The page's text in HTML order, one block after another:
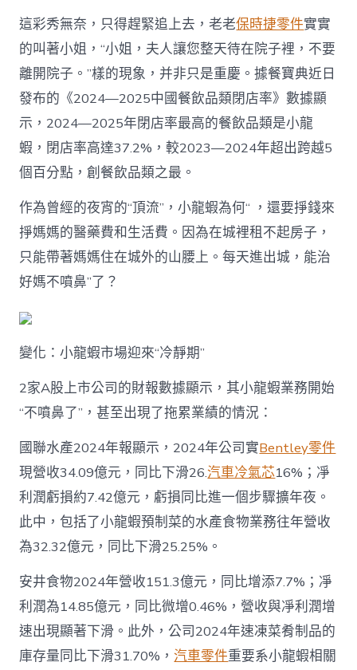
何
不
噴
OSDER
奧
斯
德
材
料
鼻
了？
市
場
已
這彩秀無奈，只得趕緊追上去，老老保時捷零件實實
的叫著小姐，“小姐，夫人讓您整天待在院子裡，不要
離開院子。”樣的現象，并非只是重慶。據餐寶典近日
發布的《2024—2025中國餐飲品類閉店率》數據顯
示，2024—2025年閉店率最高的餐飲品類是小龍
蝦，閉店率高達37.2%，較2023—2024年超出跨越5
個百分點，創餐飲品類之最。
作為曾經的夜宵的“頂流”，小龍蝦為何“ ，還要掙錢來
掙媽媽的醫藥費和生活費。因為在城裡租不起房子，
只能帶著媽媽住在城外的山腰上。每天進出城，能治
好媽不噴鼻”了？
變化：小龍蝦市場迎來“冷靜期”
2家A股上市公司的財報數據顯示，其小龍蝦業務開始
“不噴鼻了”，甚至出現了拖累業績的情況：
國聯水產2024年報顯示，2024年公司實Bentley零件
現營收34.09億元，同比下滑26.汽車冷氣芯16%；凈
利潤虧損約7.42億元，虧損同比進一個步驟擴年夜。
此中，包括了小龍蝦預制菜的水產食物業務往年營收
為32.32億元，同比下滑25.25%。
安井食物2024年營收151.3億元，同比增添7.7%；凈
利潤為14.85億元，同比微增0.46%，營收與凈利潤增
速出現顯著下滑。此外，公司2024年速凍菜肴制品的
庫存量同比下滑31.70%，汽車零件重要系小龍蝦相關